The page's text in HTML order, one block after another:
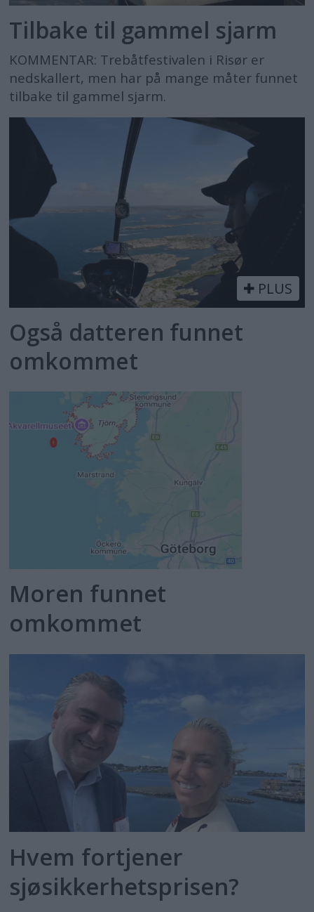
Tilbake til gammel sjarm
KOMMENTAR: Trebåtfestivalen i Risør er
nedskallert, men har på mange måter funnet
tilbake til gammel sjarm.
PLUS
Også datteren funnet
omkommet
Moren funnet
omkommet
Hvem fortjener
sjøsikkerhetsprisen?